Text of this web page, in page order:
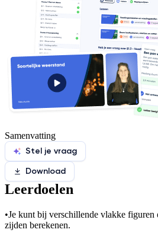
Samenvatting
Stel je vraag
Download
Leerdoelen
•Je kunt bij verschillende vlakke figuren
zijden berekenen.